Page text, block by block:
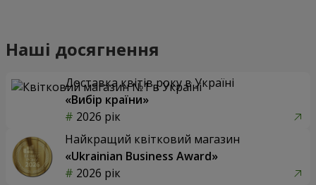
Наші досягнення
Доставка квітів року в Україні
«Вибір країни»
2026 рік
Найкращий квітковий магазин
«Ukrainian Business Award»
2026 рік